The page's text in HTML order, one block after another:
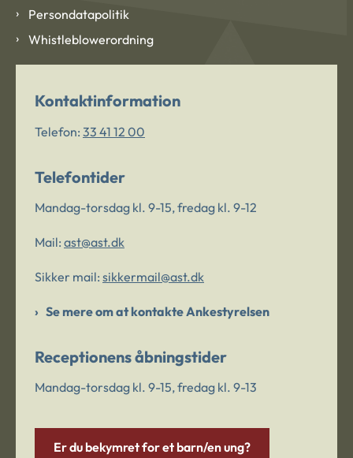
Persondatapolitik
Whistleblowerordning
Kontaktinformation
Telefon: 33 41 12 00
Telefontider
Mandag-torsdag kl. 9-15, fredag kl. 9-12
Mail: ast@ast.dk
Sikker mail: sikkermail@ast.dk
Se mere om at kontakte Ankestyrelsen
Receptionens åbningstider
Mandag-torsdag kl. 9-15, fredag kl. 9-13
Er du bekymret for et barn/en ung?